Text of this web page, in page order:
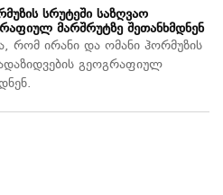
სრუტეში საზღვაო
მარშრუტზე შეთანხმდნენ
რომ ირანი და ომანი ჰორმუზის
გეოგრაფიულ